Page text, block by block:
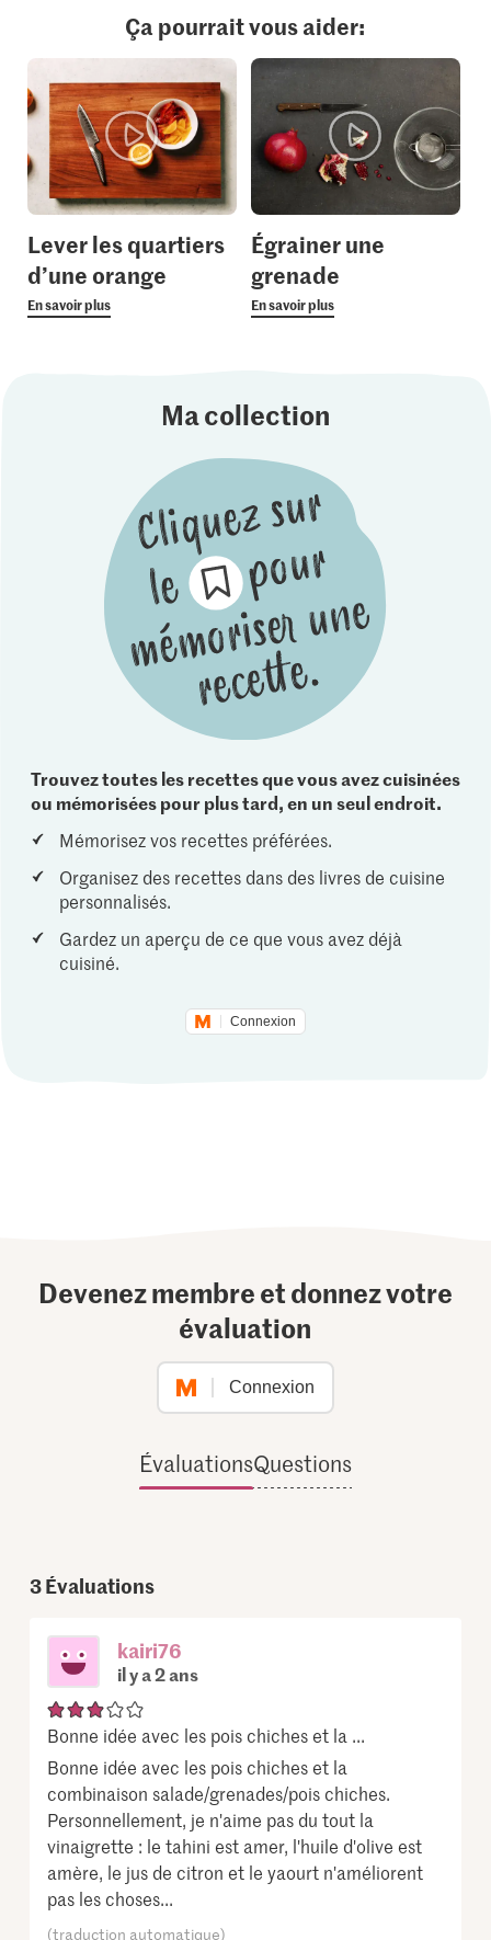
Ça pourrait vous aider:
Lever les quartiers
d’une orange
En savoir plus
Égrainer une
grenade
En savoir plus
Ma collection
Trouvez toutes les recettes que vous avez cuisinées
ou mémorisées pour plus tard, en un seul endroit.
Mémorisez vos recettes préférées.
Organisez des recettes dans des livres de cuisine
personnalisés.
Gardez un aperçu de ce que vous avez déjà
cuisiné.
Connexion
Devenez membre et donnez votre
évaluation
Connexion
ÉvaluationsQuestions
3Évaluations
kairi76
il y a 2 ans
Bonne idée avec les pois chiches et la ...
Bonne idée avec les pois chiches et la
combinaison salade/grenades/pois chiches.
Personnellement, je n'aime pas du tout la
vinaigrette : le tahini est amer, l'huile d'olive est
amère, le jus de citron et le yaourt n'améliorent
pas les choses...
(traduction automatique)